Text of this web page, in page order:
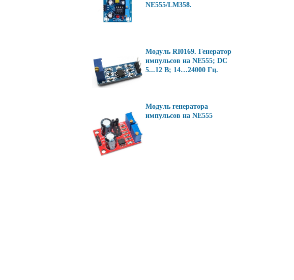
NE555/LM358.
Модуль RI0169. Генератор
импульсов на NE555; DC
5...12 В; 14…24000 Гц.
Модуль генератора
импульсов на NE555